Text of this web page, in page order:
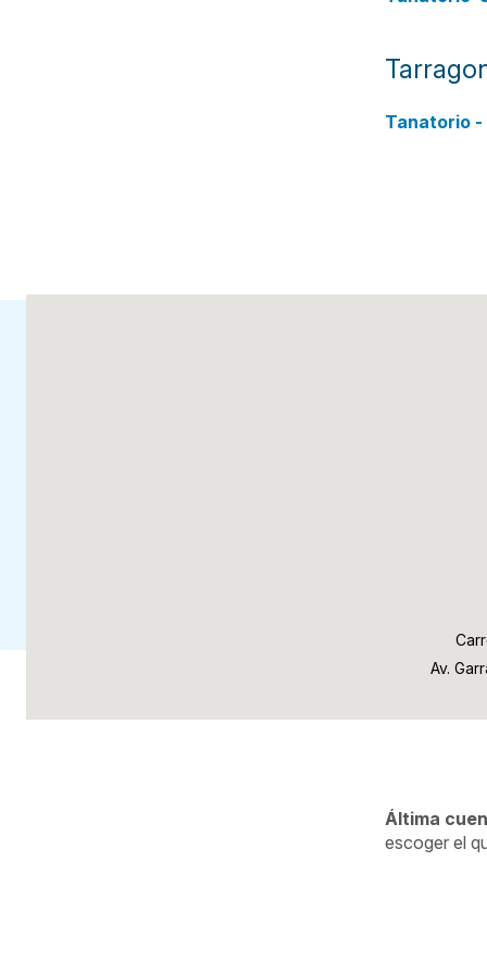
Tanatorio -
Av.
Áltima
escoger el